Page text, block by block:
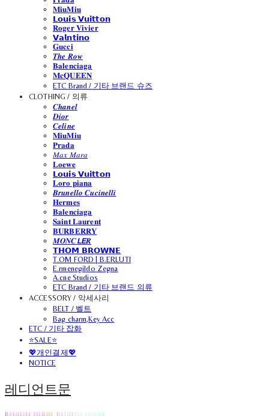
𝐌𝐢𝐮𝐌𝐢𝐮
𝗟𝗼𝘂𝗶𝘀 𝗩𝘂𝗶𝘁𝘁𝗼𝗻
𝐑𝐨𝐠𝐞𝐫 𝐕𝐢𝐯𝐢𝐞𝐫
𝗩𝗮𝗹𝗻𝘁𝗶𝗻𝗼
𝐆𝐮𝐜𝐜𝐢
𝑻𝒉𝒆 𝑹𝒐𝒘
𝐁𝐚𝐥𝐞𝐧𝐜𝐢𝐚𝐠𝐚
𝐌𝐜𝐐𝐔𝐄𝐄𝐍
ETC Brand / 기타 브랜드 슈즈
CLOTHING / 의류
𝑪𝒉𝒂𝒏𝒆𝒍
𝑫𝒊𝒐𝒓
𝑪𝒆𝒍𝒊𝒏𝒆
𝐌𝐢𝐮𝐌𝐢𝐮
𝐏𝐫𝐚𝐝𝐚
𝑀𝑎𝑥 𝑀𝑎𝑟𝑎
𝐋𝐨𝐞𝐰𝐞
𝗟𝗼𝘂𝗶𝘀 𝗩𝘂𝗶𝘁𝘁𝗼𝗻
𝐋𝐨𝐫𝐨 𝐩𝐢𝐚𝐧𝐚
𝑩𝒓𝒖𝒏𝒆𝒍𝒍𝒐 𝑪𝒖𝒄𝒊𝒏𝒆𝒍𝒍𝒊
𝐇𝐞𝐫𝐦𝐞𝐬
𝐁𝐚𝐥𝐞𝐧𝐜𝐢𝐚𝐠𝐚
𝐒𝐚𝐢𝐧𝐭 𝐋𝐚𝐮𝐫𝐞𝐧𝐭
𝐁𝐔𝐑𝐁𝐄𝐑𝐑𝐘
𝑴𝑶𝑵𝑪𝙇𝙀𝑹
𝗧𝗛𝗢𝗠 𝗕𝗥𝗢𝗪𝗡𝗘
T.OM FORD | B.ERLUTI
E.rmenegildo Zegna
A.cne Studios
ETC Brand / 기타 브랜드 의류
ACCESSORY / 악세사리
BELT / 벨트
Bag charm,Key Acc
ETC / 기타 잡화
⭐SALE⭐
💖개인결제💖
NOTICE
레디언트문